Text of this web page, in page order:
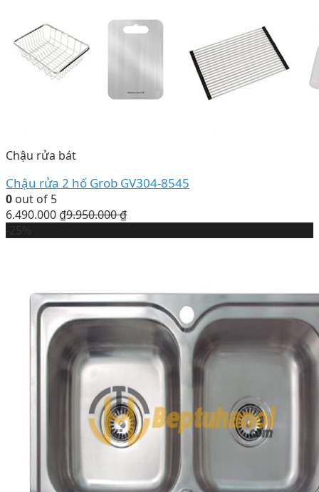
Chậu rửa bát
Chậu rửa 2 hố Grob GV304-8545
0 out of 5
6.490.000 ₫9.950.000₫